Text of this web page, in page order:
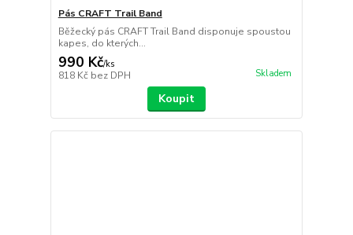
Pás CRAFT Trail Band
Běžecký pás CRAFT Trail Band disponuje spoustou
kapes, do kterých...
990 Kč/ks
818 Kč bez DPH Skladem
Koupit